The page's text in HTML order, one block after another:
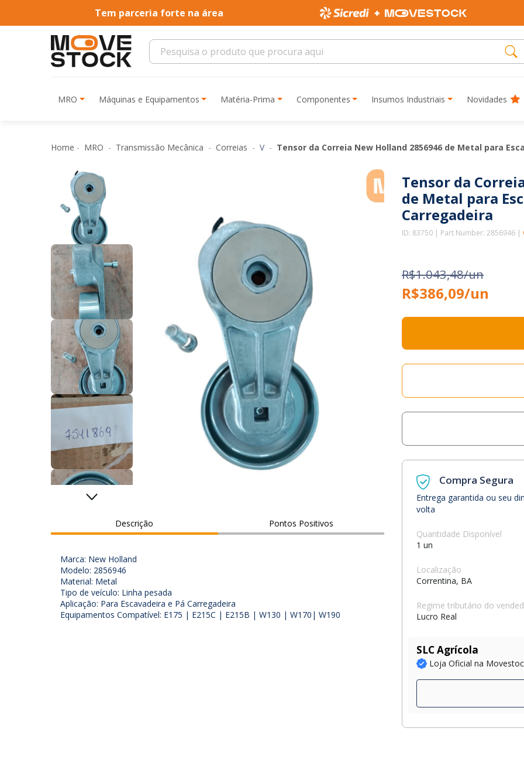
Tem parceria forte na área
MRO Máquinas e Equipamentos Matéria-Prima Componentes Insumos Industriais Novidades
Home MRO Transmissão Mecânica Correias V Tensor da Correia New Holland 2856946 de Metal para
Descrição Pontos Positivos
Marca: New Holland
Modelo: 2856946
Material: Metal
Tipo de veículo: Linha pesada
Aplicação: Para Escavadeira e Pá Carregadeira
Equipamentos Compatível: E175 | E215C | E215B | W130 | W170| W190
Tensor da
de Metal para
Carregadeira
ID: 83750 | Part Number: 2856946 |
R$1.043,48/un
R$386,09/un
Compra Segura
Entrega garantida ou seu
volta
Quantidade Disponível
1 un
Localização
Correntina, BA
Regime tributário do
Lucro Real
SLC Agrícola
Loja Oficial na